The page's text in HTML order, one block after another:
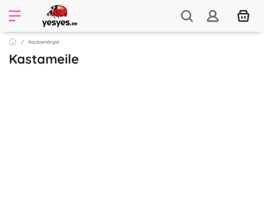
Kaubamärgid
Kastameile